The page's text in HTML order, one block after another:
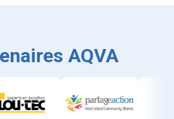
AQVA